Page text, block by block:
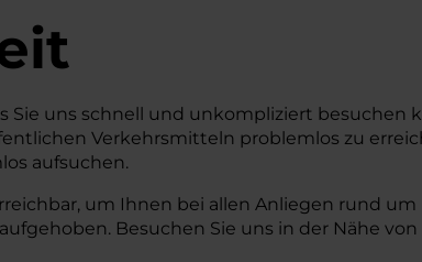
Sie uns schnell und unkompliziert besuchen
Verkehrsmitteln problemlos zu
aufsuchen.
um Ihnen bei allen Anliegen rund
Besuchen Sie uns in der Nähe